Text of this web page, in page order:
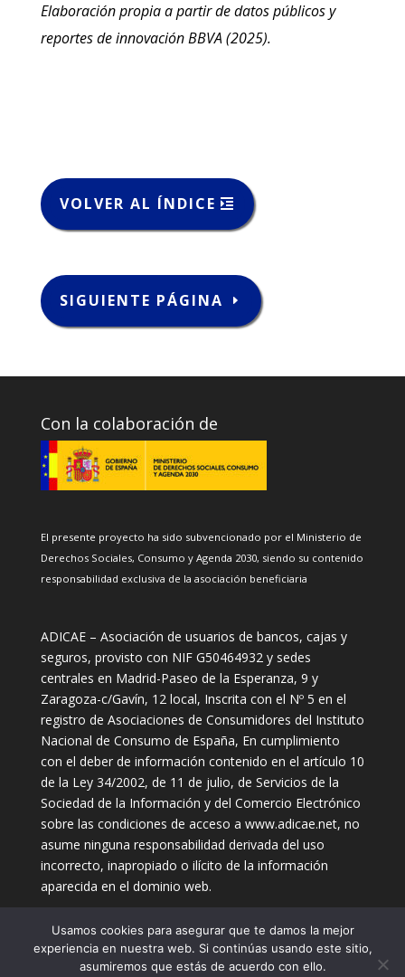
Elaboración propia a partir de datos públicos y
reportes de innovación BBVA (2025).
VOLVER AL ÍNDICE
SIGUIENTE PÁGINA
Con la colaboración de
El presente proyecto ha sido subvencionado por el Ministerio de
Derechos Sociales, Consumo y Agenda 2030, siendo su contenido
responsabilidad exclusiva de la asociación beneficiaria
ADICAE – Asociación de usuarios de bancos, cajas y
seguros, provisto con NIF G50464932 y sedes
centrales en Madrid-Paseo de la Esperanza, 9 y
Zaragoza-c/Gavín, 12 local, Inscrita con el Nº 5 en el
registro de Asociaciones de Consumidores del Instituto
Nacional de Consumo de España, En cumplimiento
con el deber de información contenido en el artículo 10
de la Ley 34/2002, de 11 de julio, de Servicios de la
Sociedad de la Información y del Comercio Electrónico
sobre las condiciones de acceso a www.adicae.net, no
asume ninguna responsabilidad derivada del uso
incorrecto, inapropiado o ilícito de la información
aparecida en el dominio web.
Usamos cookies para asegurar que te damos la mejor
experiencia en nuestra web. Si continúas usando este sitio,
asumiremos que estás de acuerdo con ello.